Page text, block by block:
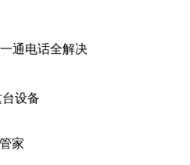
通电话全解决
设备
家